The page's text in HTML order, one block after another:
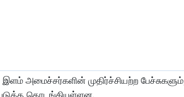
அமைச்சர்களின் முதிர்ச்சியற்ற